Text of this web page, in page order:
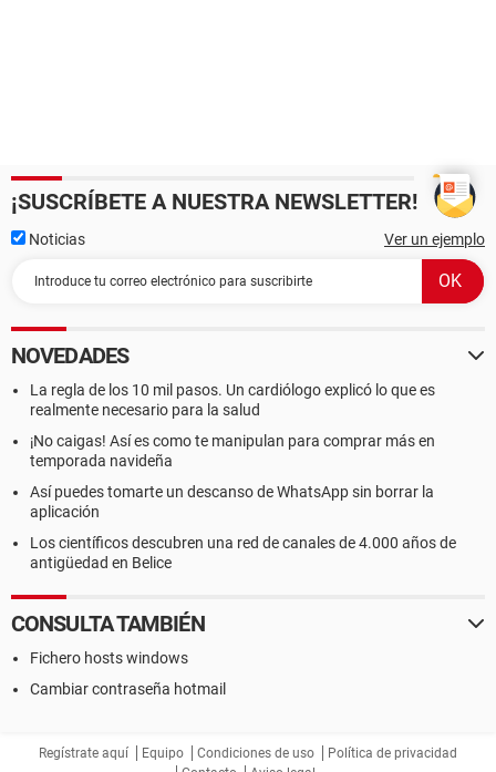
¡SUSCRÍBETE A NUESTRA NEWSLETTER!
Noticias Ver un ejemplo
NOVEDADES
La regla de los 10 mil pasos. Un cardiólogo explicó lo que es
realmente necesario para la salud
¡No caigas! Así es como te manipulan para comprar más en
temporada navideña
Así puedes tomarte un descanso de WhatsApp sin borrar la
aplicación
Los científicos descubren una red de canales de 4.000 años de
antigüedad en Belice
CONSULTA TAMBIÉN
Fichero hosts windows
Cambiar contraseña hotmail
Regístrate aquí Equipo Condiciones de uso
Política de privacidad